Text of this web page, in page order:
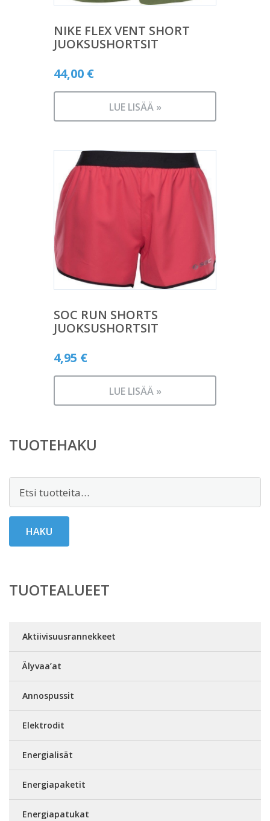
NIKE FLEX VENT SHORT
JUOKSUSHORTSIT
44,00 €
LUE LISÄÄ »
SOC RUN SHORTS
JUOKSUSHORTSIT
4,95 €
LUE LISÄÄ »
TUOTEHAKU
HAKU
TUOTEALUEET
Aktiivisuusrannekkeet
Älyvaa’at
Annospussit
Elektrodit
Energialisät
Energiapaketit
Energiapatukat